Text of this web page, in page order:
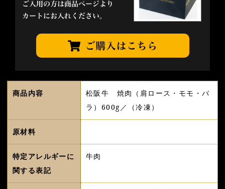
商品内容
松阪牛 焼肉（肩ロース・モモ・バ
ラ）600g／（冷凍）
原材料
特定アレルギーに
関する表記
牛肉